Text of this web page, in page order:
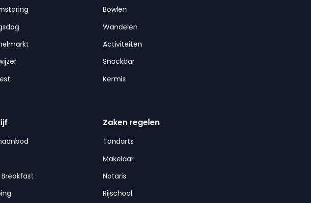
Bowlen
Wandelen
Activiteiten
Snackbar
Kermis
Zaken regelen
Tandarts
Makelaar
Notaris
Rijschool